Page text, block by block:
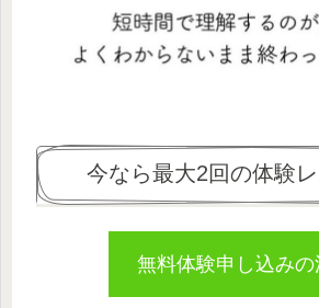
今なら最大2回の体験レ
無料体験申し込みの